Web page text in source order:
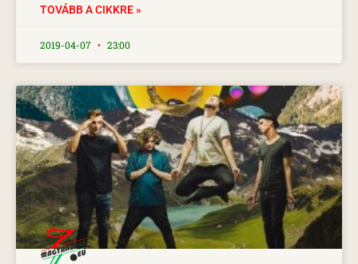
TOVÁBB A CIKKRE »
2019-04-07 23:00